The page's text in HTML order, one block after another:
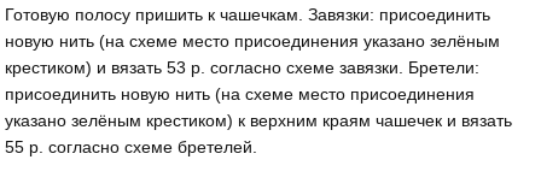
Готовую полосу пришить к чашечкам. Завязки: присоединить
новую нить (на схеме место присоединения указано зелёным
крести­ком) и вязать 53 р. согласно схеме завязки. Бретели:
присоединить новую нить (на схеме место присоединения
указано зелёным крестиком) к верх­ним краям чашечек и вязать
55 р. согласно схеме бретелей.